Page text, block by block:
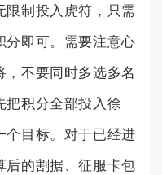
限制投入虎符，只需
分即可。需要注意心
，不要同时多选多名
把积分全部投入徐
个目标。对于已经进
后的割据、征服卡包